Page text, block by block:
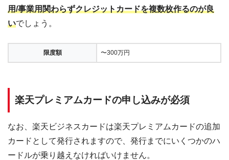
用/事業用関わらずクレジットカードを複数枚作るのが良
いでしょう。
限度額 〜300万円
楽天プレミアムカードの申し込みが必須
なお、楽天ビジネスカードは楽天プレミアムカードの追加
カードとして発行されますので、発行までにいくつかのハ
ードルが乗り越えなければいけません。